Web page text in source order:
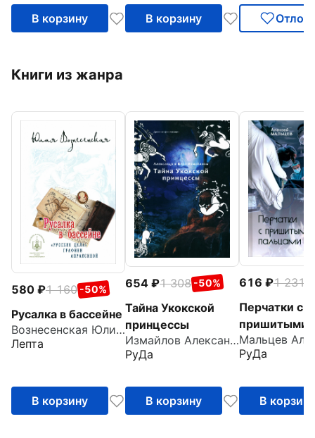
В корзину В корзину
Книги из жанра
580 1 160 -50%
Русалка в бассейне
Вознесенская Юлия Николаевна
Лепта
В корзину
654 1 308 -50%
Тайна Укокской
принцессы
Измайлов Александр
РуДа
В корзину
616 1 231
Перчатки с
пришитыми
пальцами
РуДа
В корзину